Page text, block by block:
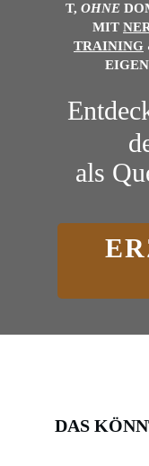
T, OHNE
MIT
TRAINING
als
DAS